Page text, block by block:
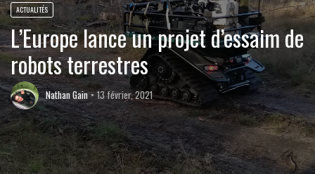
ACTUALITÉS
L’Europe lance un projet d’essaim de
robots terrestres
Nathan Gain 13 février, 2021